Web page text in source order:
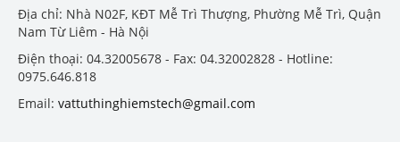
Địa chỉ: Nhà N02F, KĐT Mễ Trì Thượng, Phường Mễ Trì, Quận
Nam Từ Liêm - Hà Nội
Điện thoại: 04.32005678 - Fax: 04.32002828 - Hotline:
0975.646.818
Email: vattuthinghiemstech@gmail.com